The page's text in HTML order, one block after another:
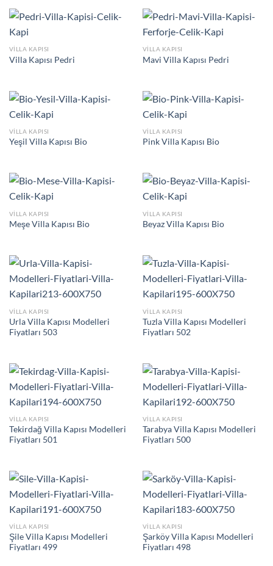
VILLA KAPISI
Villa Kapısı Pedri
VILLA KAPISI
Mavi Villa Kapısı Pedri
VILLA KAPISI
Yeşil Villa Kapısı Bio
VILLA KAPISI
Pink Villa Kapısı Bio
VILLA KAPISI
Meşe Villa Kapısı Bio
VILLA KAPISI
Beyaz Villa Kapısı Bio
VILLA KAPISI
Urla Villa Kapısı Modelleri
Fiyatları 503
VILLA KAPISI
Tuzla Villa Kapısı Modelleri
Fiyatları 502
VILLA KAPISI
Tekirdağ Villa Kapısı Modelleri
Fiyatları 501
VILLA KAPISI
Tarabya Villa Kapısı Modelleri
Fiyatları 500
VILLA KAPISI
Şile Villa Kapısı Modelleri
Fiyatları 499
VILLA KAPISI
Şarköy Villa Kapısı Modelleri
Fiyatları 498